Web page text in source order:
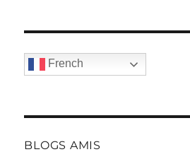
French
BLOGS AMIS